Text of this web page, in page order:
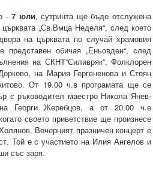
-7 юли, сутринта ще бъде отслужена
„Св.Вмца Неделя“, след което
на църквата по случай храмовия
обичая „Еньовден“, след
на СКНТ“Силивряк“, Фолклорен
на Мария Гергененова и Стоян
От 19.00 ч.в програмата ще се
с ръководител маестро Никола Янев-
Георги Жеребцов, а от 20.00 ч.е
своето приветствие ще произнесе
Вечерният празничен концерт е
Той е с участието на Илия Ангелов и
със заря.